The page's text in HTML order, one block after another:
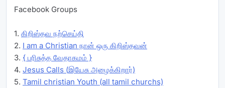
Facebook Groups
1. கிறிஸ்தவ நற்செய்தி
2. I am a Christian நான் ஒரு கிறிஸ்தவன்
3. { பரிசுத்த வேதாகமம் }
4. Jesus Calls (இயேசு அழைக்கிறார்)
5. Tamil christian Youth (all tamil churchs)